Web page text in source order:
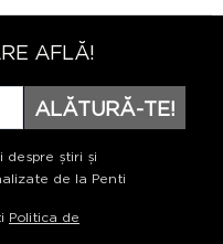
AFLĂ!
ALĂTURĂ-TE!
despre știri și
de la Penti
Politica de